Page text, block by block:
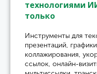
технологиями
только
Инструменты для
презентаций,
коллажирования,
ссылок, онлайн-